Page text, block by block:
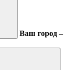
Ваш город –